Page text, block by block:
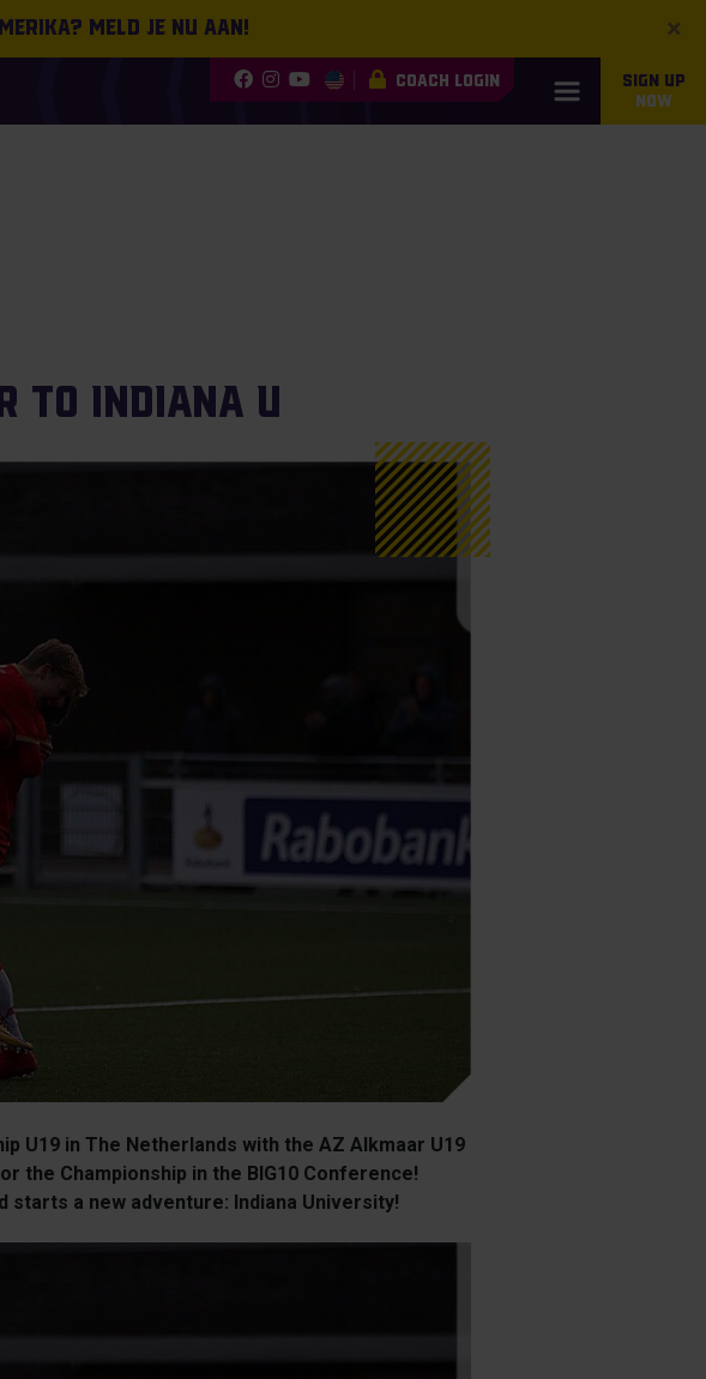
×
Meld je nu aan!
COACH LOGIN
SIGN UP
NOW
to Indiana U
U19 in The Netherlands with the AZ Alkmaar U19
the Championship in the BIG10 Conference!
a new adventure: Indiana University!